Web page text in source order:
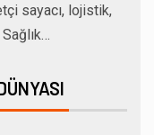
sayacı, lojistik,